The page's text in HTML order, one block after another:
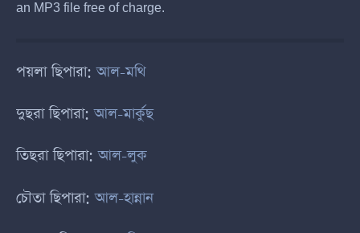
an MP3 file free of charge.
পয়লা ছিপারা:আল-মথি
দুছরা ছিপারা:আল-মার্কুছ
তিছরা ছিপারা:আল-লুক
চৌতা ছিপারা:আল-হান্নান